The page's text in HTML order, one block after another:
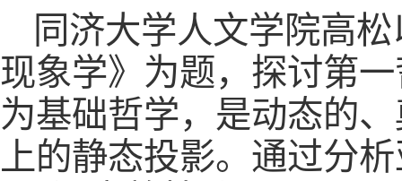
同济大学人文学院高
现象学》为题，探讨第
为基础哲学，是动态的
上的静态投影。通过分